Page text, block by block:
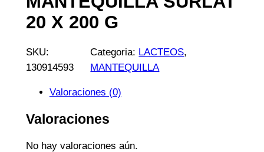
20 X 200 G
SKU:
130914593
Categoria: LACTEOS
MANTEQUILLA
Valoraciones (0)
Valoraciones
No hay valoraciones aún.